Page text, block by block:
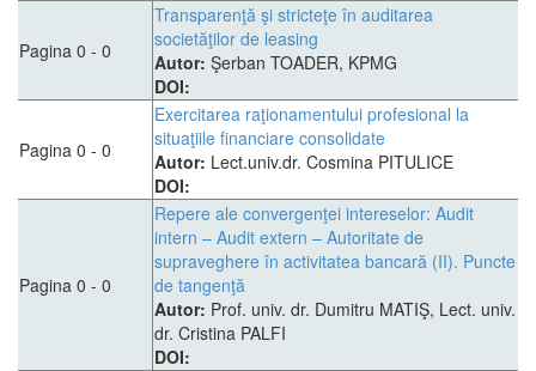
Pagina 0 - 0
Transparenţă şi stricteţe în auditarea
societăţilor de leasing
Autor: Şerban TOADER, KPMG
DOI:
Pagina 0 - 0
Exercitarea raţionamentului profesional la
situaţiile financiare consolidate
Autor: Lect.univ.dr. Cosmina PITULICE
DOI:
Pagina 0 - 0
Repere ale convergenţei intereselor: Audit
intern – Audit extern – Autoritate de
supraveghere în activitatea bancară (II). Puncte
de tangenţă
Autor: Prof. univ. dr. Dumitru MATIŞ, Lect. univ.
dr. Cristina PALFI
DOI: